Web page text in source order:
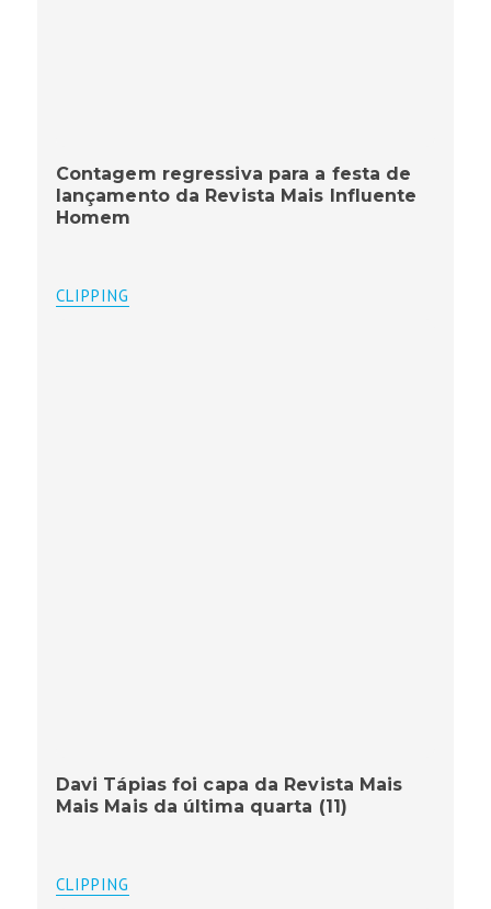
Contagem regressiva para a festa de
lançamento da Revista Mais Influente
Homem
CLIPPING
Davi Tápias foi capa da Revista Mais
Mais Mais da última quarta (11)
CLIPPING